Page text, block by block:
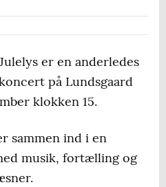
er en anderledes
på Lundsgaard
klokken 15.
sammen ind i en
musik, fortælling og